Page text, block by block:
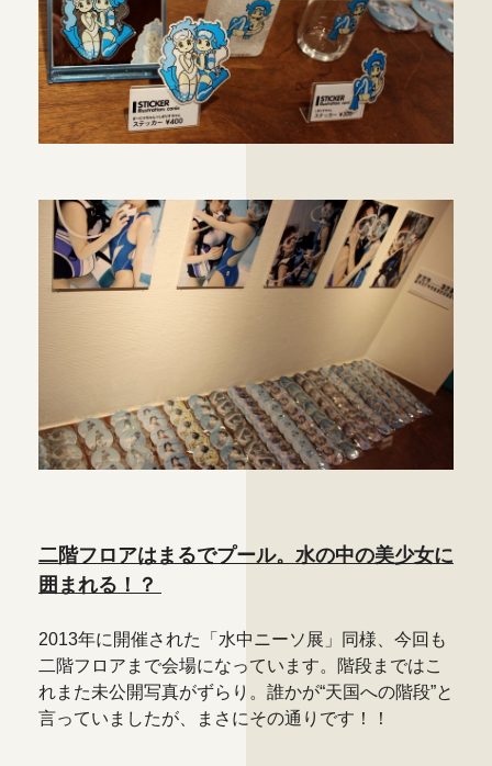
二階フロアはまるでプール。水の中の美少女に
囲まれる！？
2013年に開催された「水中ニーソ展」同様、今回も
二階フロアまで会場になっています。階段まではこ
れまた未公開写真がずらり。誰かが“天国への階段”と
言っていましたが、まさにその通りです！！